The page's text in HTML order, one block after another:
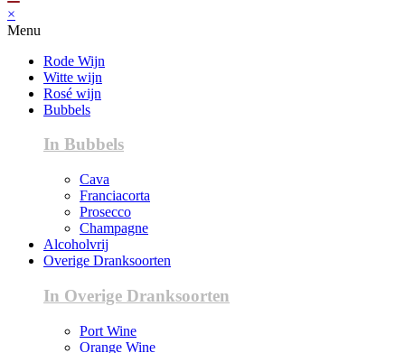
×
Menu
Rode Wijn
Witte wijn
Rosé wijn
Bubbels
In Bubbels
Cava
Franciacorta
Prosecco
Champagne
Alcoholvrij
Overige Dranksoorten
In Overige Dranksoorten
Port Wine
Orange Wine